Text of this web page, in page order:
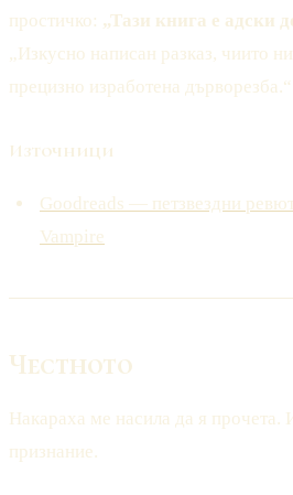
простичко: „Тази книга е адски
„Изкусно написан разказ, чиито
прецизно изработена дърворезба.“
Източници
Goodreads — петзвездни
Vampire
Честното
Накараха ме насила да я прочета.
признание.